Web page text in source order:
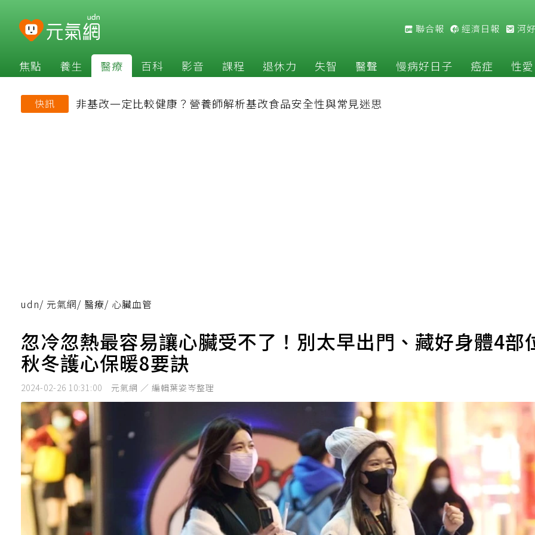
聯合報 經濟日報 河
焦點 養生 醫療 百科 影音 課程 退休力 失智 醫聲 慢病好日子 癌症 性愛
快訊 非基改一定比較健康？營養師解析基改食品安全性與常見迷思
udn/ 元氣網/ 醫療/ 心臟血管
忽冷忽熱最容易讓心臟受不了！別太早出門、藏好身體4
秋冬護心保暖8要訣
2024-02-26 10:31:00 元氣網 ／ 編輯葉姿岑整理